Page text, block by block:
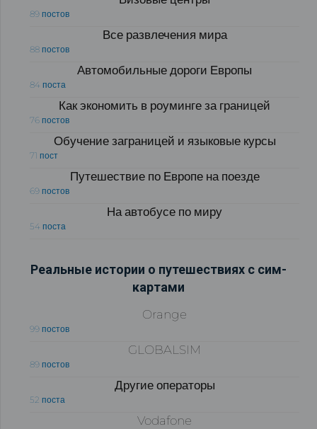
89 постов
Все развлечения мира
88 постов
Автомобильные дороги Европы
84 поста
Как экономить в роуминге за границей
76 постов
Обучение заграницей и языковые курсы
71 пост
Путешествие по Европе на поезде
69 постов
На автобусе по миру
54 поста
Реальные истории о путешествиях с сим-
картами
Orange
99 постов
GLOBALSIM
89 постов
Другие операторы
52 поста
Vodafone